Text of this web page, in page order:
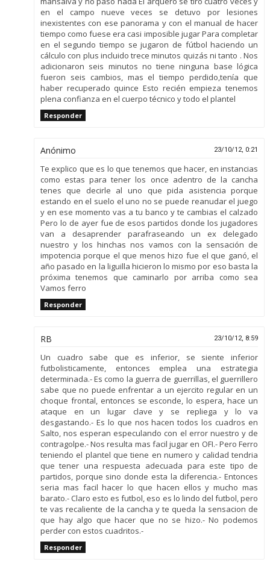
en el campo nueve veces se detuvo por lesiones
inexistentes con ese panorama y con el manual de hacer
tiempo como fuese era casi imposible jugar Para completar
en el segundo tiempo se jugaron de fútbol haciendo un
cálculo con plus incluido trece minutos quizás ni tanto . Nos
adicionaron seis minutos no tiene ninguna base lógica
fueron seis cambios, mas el tiempo perdido,tenía que
haber recuperado quince Esto recién empieza tenemos
plena confianza en el cuerpo técnico y todo el plantel
Responder
Anónimo 23/10/12, 0:21
Te explico que es lo que tenemos que hacer, en instancias
como estas para tener los once adentro de la cancha
tenes que decirle al uno que pida asistencia porque
estando en el suelo el uno no se puede reanudar el juego
y en ese momento vas a tu banco y te cambias el calzado
Pero lo de ayer fue de esos partidos donde los jugadores
van a desaprender parafraseando un ex delegado
nuestro y los hinchas nos vamos con la sensación de
impotencia porque el que menos hizo fue el que ganó, el
año pasado en la liguilla hicieron lo mismo por eso basta la
próxima tenemos que caminarlo por arriba como sea
Vamos ferro
Responder
RB 23/10/12, 8:59
Un cuadro sabe que es inferior, se siente inferior
futbolisticamente, entonces emplea una estrategia
determinada.- Es como la guerra de guerrillas, el guerrillero
sabe que no puede enfrentar a un ejercito regular en un
choque frontal, entonces se esconde, lo espera, hace un
ataque en un lugar clave y se repliega y lo va
desgastando.- Es lo que nos hacen todos los cuadros en
Salto, nos esperan especulando con el error nuestro y de
contragolpe.- Nos resulta mas facil jugar en OFI.- Pero Ferro
teniendo el plantel que tiene en numero y calidad tendria
que tener una respuesta adecuada para este tipo de
partidos, porque sino donde esta la diferencia.- Entonces
seria mas facil hacer lo que hacen ellos y mucho mas
barato.- Claro esto es futbol, eso es lo lindo del futbol, pero
te vas recaliente de la cancha y te queda la sensacion de
que hay algo que hacer que no se hizo.- No podemos
perder con estos cuadritos.-
Responder